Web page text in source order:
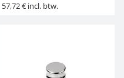
57,72 € incl. btw.